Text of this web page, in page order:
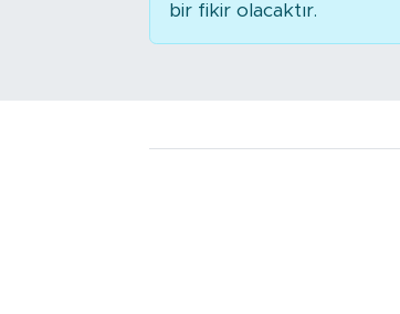
bir fikir olacaktır.